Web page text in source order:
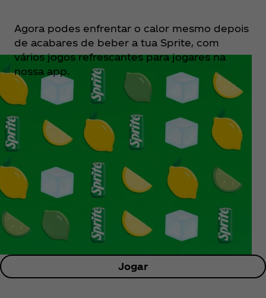
Agora podes enfrentar o calor mesmo depois
de acabares de beber a tua Sprite, com
vários jogos refrescantes para jogares na
nossa app.
Jogar